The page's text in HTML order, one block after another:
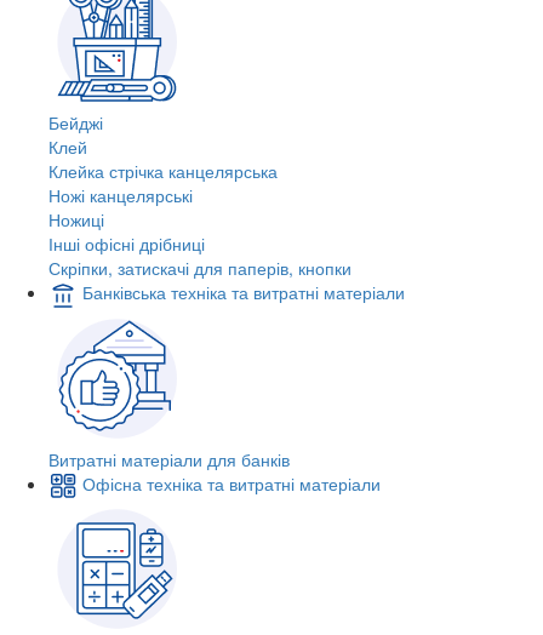
Бейджі
Клей
Клейка стрічка канцелярська
Ножі канцелярські
Ножиці
Інші офісні дрібниці
Скріпки, затискачі для паперів, кнопки
Банківська техніка та витратні матеріали
Витратні матеріали для банків
Офісна техніка та витратні матеріали